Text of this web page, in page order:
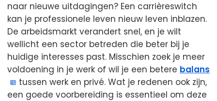
naar nieuwe uitdagingen? Een carrièreswitch
kan je professionele leven nieuw leven inblazen.
De arbeidsmarkt verandert snel, en je wilt
wellicht een sector betreden die beter bij je
huidige interesses past. Misschien zoek je meer
voldoening in je werk of wil je een betere balans
tussen werk en privé. Wat je redenen ook zijn,
een goede voorbereiding is essentieel om deze